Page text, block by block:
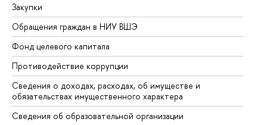
Закупки
Обращения граждан в НИУ ВШЭ
Фонд целевого капитала
Противодействие коррупции
Сведения о доходах, расходах, об имуществе и
обязательствах имущественного характера
Сведения об образовательной организации